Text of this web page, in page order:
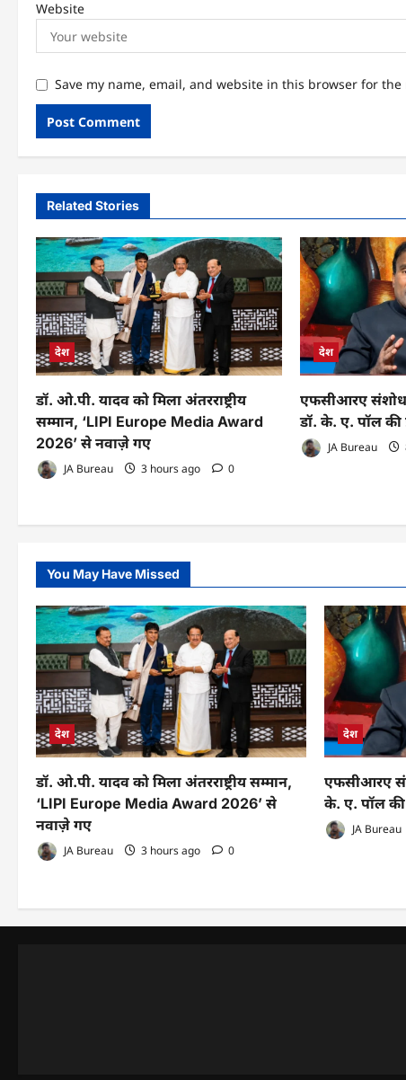
Website
Save my name, email, and website in this browser for
Related Stories
देश
डॉ. ओ.पी. यादव को मिला अंतरराष्ट्रीय
सम्मान, ‘LIPI Europe Media Award
2026’ से नवाज़े गए
JA Bureau 3 hours ago 0
देश
एफसीआरए
डॉ. के. ए. पॉल की
JA Bureau
You May Have Missed
देश
डॉ. ओ.पी. यादव को मिला अंतरराष्ट्रीय सम्मान,
‘LIPI Europe Media Award 2026’ से
नवाज़े गए
JA Bureau 3 hours ago 0
देश
एफसीआरए
के. ए. पॉल की
JA Bureau